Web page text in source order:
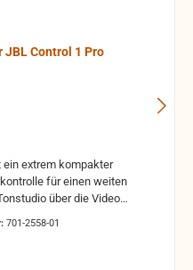
Control 1 Pro
für einen weiten
über die Video
701-2558-01